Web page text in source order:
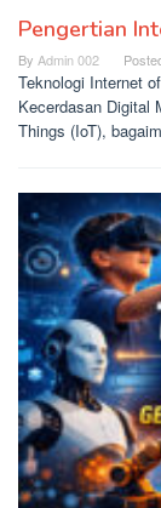
Pengertian
By Admin 002
Teknologi Internet
Kecerdasan Digital
Things (IoT),